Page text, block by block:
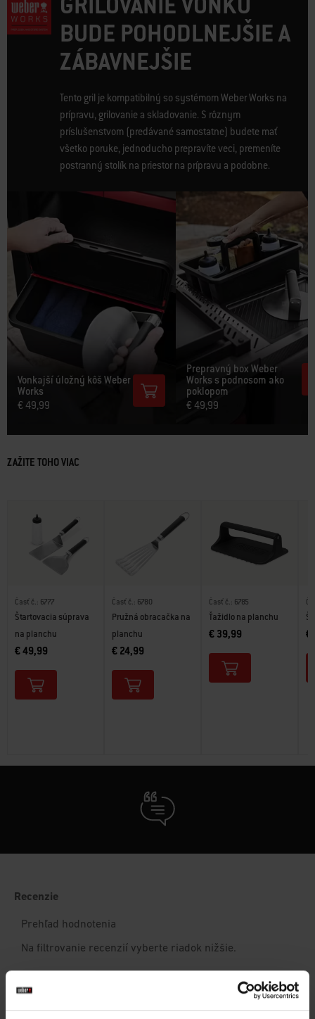
BUDE POHODLNEJŠIE A
ZÁBAVNEJŠIE
Tento gril je kompatibilný so systémom Weber Works na
prípravu, grilovanie a skladovanie. S rôznym
príslušenstvom (predávané samostatne) budete mať
všetko poruke, jednoducho prepravíte veci, premeníte
postranný stolík na priestor na prípravu a podobne.
Vonkajší úložný kôš Weber
Works
€ 49,99
Prepravný box Weber
Works s podnosom ako
poklopom
€ 49,99
ZAŽITE TOHO VIAC
Časť č.: 6777
Štartovacia súprava
na planchu
€ 49,99
Časť č.: 6780
Pružná obracačka na
planchu
€ 24,99
Časť č.: 6785
Ťažidlo na planchu
€ 39,99 €